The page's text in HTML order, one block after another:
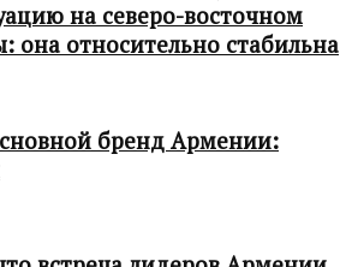
на северо-восточном
она относительно стабильна
бренд Армении: